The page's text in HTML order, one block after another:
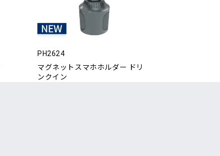
PH2624
マグネットスマホホルダー ドリ
ンクイン